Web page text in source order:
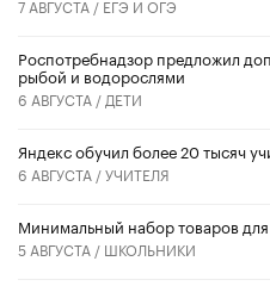
7 АВГУСТА / ЕГЭ И ОГЭ
Роспотребнадзор предложил
рыбой и водорослями
6 АВГУСТА / ДЕТИ
​Яндекс обучил более 20 тысяч
6 АВГУСТА /УЧИТЕЛЯ
Минимальный набор товаров
5 АВГУСТА / ШКОЛЬНИКИ